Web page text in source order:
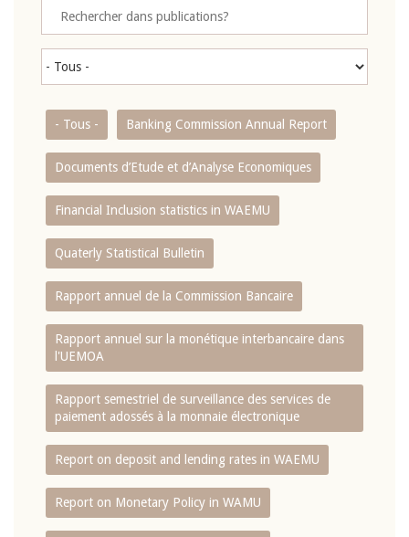
- Tous - Banking Commission Annual Report
Documents d’Etude et d’Analyse Economiques
Financial Inclusion statistics in WAEMU
Quaterly Statistical Bulletin
Rapport annuel de la Commission Bancaire
Rapport annuel sur la monétique interbancaire dans
l'UEMOA
Rapport semestriel de surveillance des services de
paiement adossés à la monnaie électronique
Report on deposit and lending rates in WAEMU
Report on Monetary Policy in WAMU